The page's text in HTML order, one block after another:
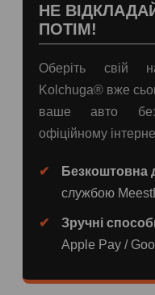
НЕ
ПОТІМ!
Оберіть свій
Kolchuga® вже
ваше авто
офіційному
Безкоштовна
службою
Зручні
Apple Pay /